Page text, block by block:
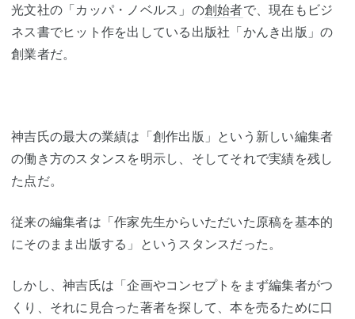
光文社の「カッパ・ノベルス」の創始者で、現在もビジ
ネス書でヒット作を出している出版社「かんき出版」の
創業者だ。
神吉氏の最大の業績は「創作出版」という新しい編集者
の働き方のスタンスを明示し、そしてそれで実績を残し
た点だ。
従来の編集者は「作家先生からいただいた原稿を基本的
にそのまま出版する」というスタンスだった。
しかし、神吉氏は「企画やコンセプトをまず編集者がつ
くり、それに見合った著者を探して、本を売るために口